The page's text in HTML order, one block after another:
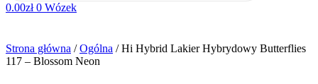
0.00zł 0 Wózek
Strona główna /Ogólna / Hi Hybrid Lakier Hybrydowy Butterflies
117 – Blossom Neon